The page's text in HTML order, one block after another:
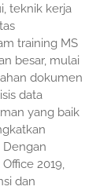
teknik kerja
training MS
besar, mulai
dokumen
data
yang baik
Dengan
2019,
dan